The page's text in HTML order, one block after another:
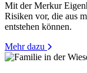
Mit der Merkur
Risiken vor, die aus
entstehen können.
Mehr dazu